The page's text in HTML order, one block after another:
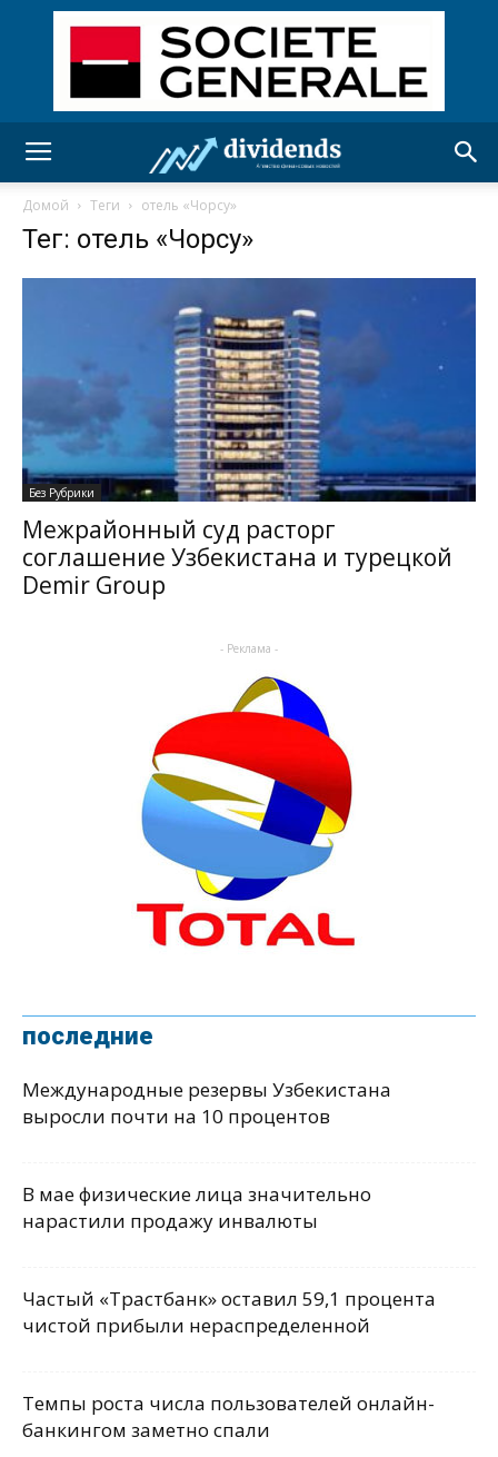
Домой Теги отель «Чорсу»
Тег: отель «Чорсу»
Без Рубрики
Межрайонный суд расторг
соглашение Узбекистана и турецкой
Demir Group
- Реклама -
последние
Международные резервы Узбекистана
выросли почти на 10 процентов
В мае физические лица значительно
нарастили продажу инвалюты
Частый «Трастбанк» оставил 59,1 процента
чистой прибыли нераспределенной
Темпы роста числа пользователей онлайн-
банкингом заметно спали